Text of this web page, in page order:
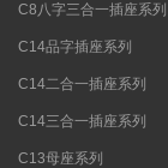
C8八字三合一插座系列
C14品字插座系列
C14二合一插座系列
C14三合一插座系列
C13母座系列